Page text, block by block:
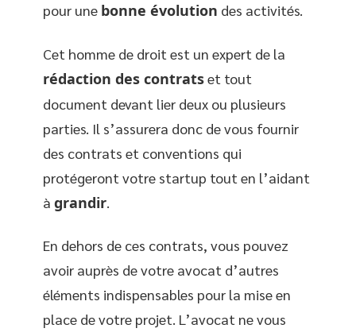
pour une bonne évolution des activités.
Cet homme de droit est un expert de la
rédaction des contratset tout
document devant lier deux ou plusieurs
parties. Il s’assurera donc de vous fournir
des contrats et conventions qui
protégeront votre startup tout en l’aidant
à grandir
En dehors de ces contrats, vous pouvez
avoir auprès de votre avocat d’autres
éléments indispensables pour la mise en
place de votre projet. L’avocat ne vous